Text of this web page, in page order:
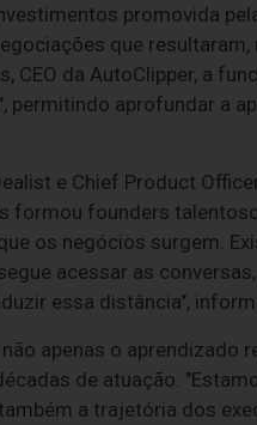
promovida
que
CEO da AutoClipper, a
permitindo aprofundar a
e Chief Product
formou founders
os negócios surgem.
acessar as
essa distância",
apenas o aprendizado
de atuação.
a trajetória dos